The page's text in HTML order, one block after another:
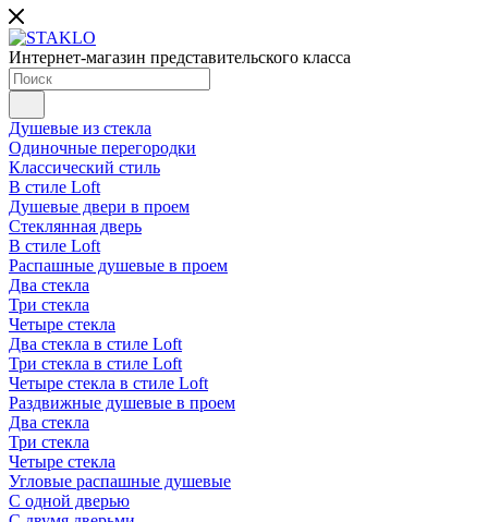
Интернет-магазин представительского класса
Душевые из стекла
Одиночные перегородки
Классический стиль
В стиле Loft
Душевые двери в проем
Стеклянная дверь
В стиле Loft
Распашные душевые в проем
Два стекла
Три стекла
Четыре стекла
Два стекла в стиле Loft
Три стекла в стиле Loft
Четыре стекла в стиле Loft
Раздвижные душевые в проем
Два стекла
Три стекла
Четыре стекла
Угловые распашные душевые
С одной дверью